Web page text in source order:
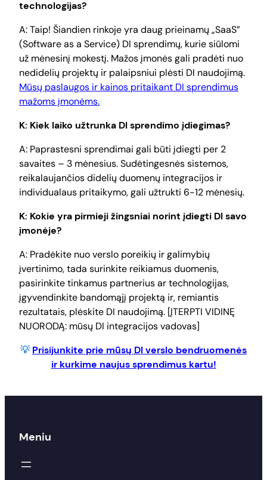
technologijas?
A: Taip! Šiandien rinkoje yra daug prieinamų „SaaS”
(Software as a Service) DI sprendimų, kurie siūlomi
už mėnesinį mokestį. Mažos įmonės gali pradėti nuo
nedidelių projektų ir palaipsniui plėsti DI naudojimą.
Mūsų paslaugos ir kainos pritaikant DI sprendimus
mažoms įmonėms.
K: Kiek laiko užtrunka DI sprendimo įdiegimas?
A: Paprastesni sprendimai gali būti įdiegti per 2
savaites – 3 mėnesius. Sudėtingesnės sistemos,
reikalaujančios didelių duomenų integracijos ir
individualaus pritaikymo, gali užtrukti 6-12 mėnesių.
K: Kokie yra pirmieji žingsniai norint įdiegti DI savo
įmonėje?
A: Pradėkite nuo verslo poreikių ir galimybių
įvertinimo, tada surinkite reikiamus duomenis,
pasirinkite tinkamus partnerius ar technologijas,
įgyvendinkite bandomąjį projektą ir, remiantis
rezultatais, plėskite DI naudojimą. [ĮTERPTI VIDINĘ
NUORODĄ: mūsų DI integracijos vadovas]
💡Prisijunkite prie mūsų DI verslo bendruomenės
ir kurkime naujus sprendimus kartu!
Meniu